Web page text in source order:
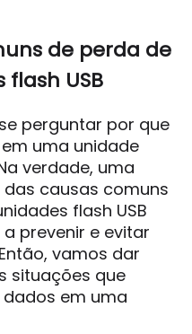
de perda de
USB
perguntar por que
uma unidade
verdade, uma
causas comuns
flash USB
prevenir e evitar
vamos dar
situações que
em uma